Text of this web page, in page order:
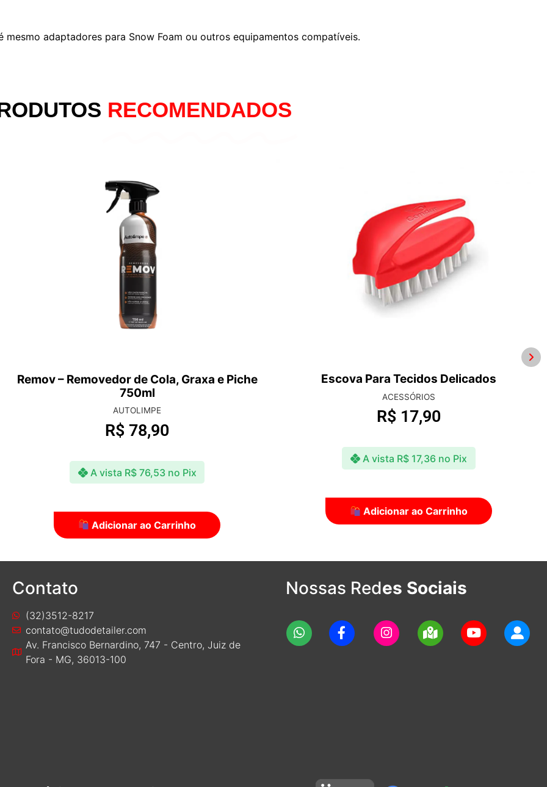
adaptadores para Snow Foam ou outros equipamentos compatíveis.
RECOMENDADOS
Escova Para Tecidos Delicados
ACESSÓRIOS
R$17,90
A vista R$17,36 no Pix
Adicionar ao Carrinho
Rubead 500ml
ACABAMENTOS
R$ 52,90
A vista R$ 51,31 no Pix
Adicionar ao Carrinho
Contato
(32)3512-8217
contato@tudodetailer.com
Av. Francisco Bernardino, 747 - Centro, Juiz de
Fora - MG, 36013-100
Nossas Redes Sociais